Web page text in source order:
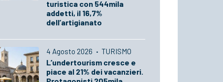
turistica con 544mila
addetti, il 16,7%
dell’artigianato
4 Agosto 2026 · TURISMO
L’undertourism cresce e
piace al 21% dei vacanzieri.